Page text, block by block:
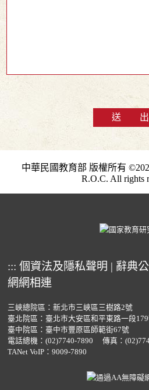
送 出
中華民國教育部 版權所有
R.O.C. All rights
::: 個資法及隱私聲明 | 辭典
網網相連
三峽總院區：新北市三峽區三樹路2號
臺北院區：臺北市大安區和平東路一段
臺中院區：臺中市豐原區師範街67號
電話總機： (02)7740-7890
傳真：
TANet VoIP：9009-7890